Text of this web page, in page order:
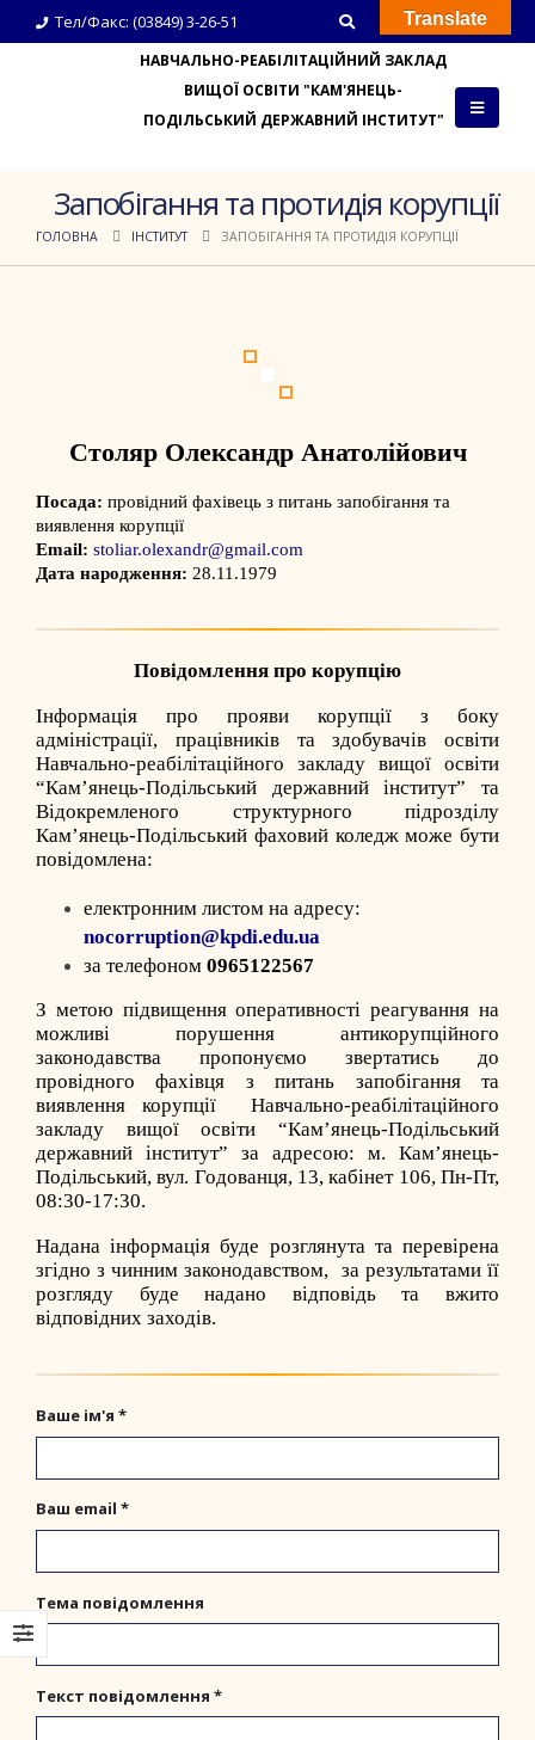
Тел/Факс: (03849) 3-26-51
НАВЧАЛЬНО-РЕАБІЛІТАЦІЙНИЙ ЗАКЛАД
ВИЩОЇ ОСВІТИ "КАМ'ЯНЕЦЬ-
ПОДІЛЬСЬКИЙ ДЕРЖАВНИЙ ІНСТИТУТ"
Запобігання та протидія корупції
ГОЛОВНА ІНСТИТУТ ЗАПОБІГАННЯ ТА ПРОТИДІЯ КОРУПЦІЇ
Столяр Олександр Анатолійович
Посада: провідний фахівець з питань запобігання та
виявлення корупції
Email: stoliar.olexandr@gmail.com
Дата народження: 28.11.1979
Повідомлення про корупцію
Інформація про прояви корупції з боку
адміністрації, працівників та здобувачів освіти
Навчально-реабілітаційного закладу вищої освіти
“Кам’янець-Подільський державний інститут” та
Відокремленого структурного підрозділу
Кам’янець-Подільський фаховий коледж може бути
повідомлена:
електронним листом на адресу:
nocorruption@kpdi.edu.ua
за телефоном 0965122567
З метою підвищення оперативності реагування на
можливі порушення антикорупційного
законодавства пропонуємо звертатись до
провідного фахівця з питань запобігання та
виявлення корупції Навчально-реабілітаційного
закладу вищої освіти “Кам’янець-Подільський
державний інститут” за адресою: м. Кам’янець-
Подільський, вул. Годованця, 13, кабінет 106, Пн-Пт,
08:30-17:30.
Надана інформація буде розглянута та перевірена
згідно з чинним законодавством, за результатами її
розгляду буде надано відповідь та вжито
відповідних заходів.
Ваше ім'я *
Ваш email *
Тема повідомлення
Текст повідомлення *
Translate